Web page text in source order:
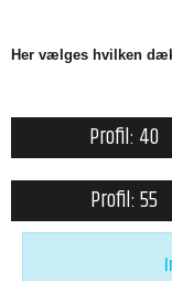
Her vælges hvilken
Profil: 40
Profil: 55